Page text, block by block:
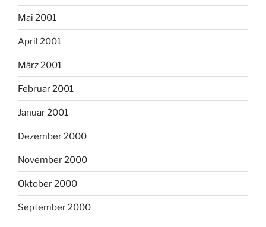
Mai 2001
April 2001
März 2001
Februar 2001
Januar 2001
Dezember 2000
November 2000
Oktober 2000
September 2000